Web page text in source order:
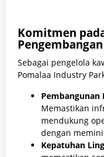
Komitmen
Sebagai pengelola
Pomalaa Industry
Memastikan
mendukung
dengan
Kepatuhan